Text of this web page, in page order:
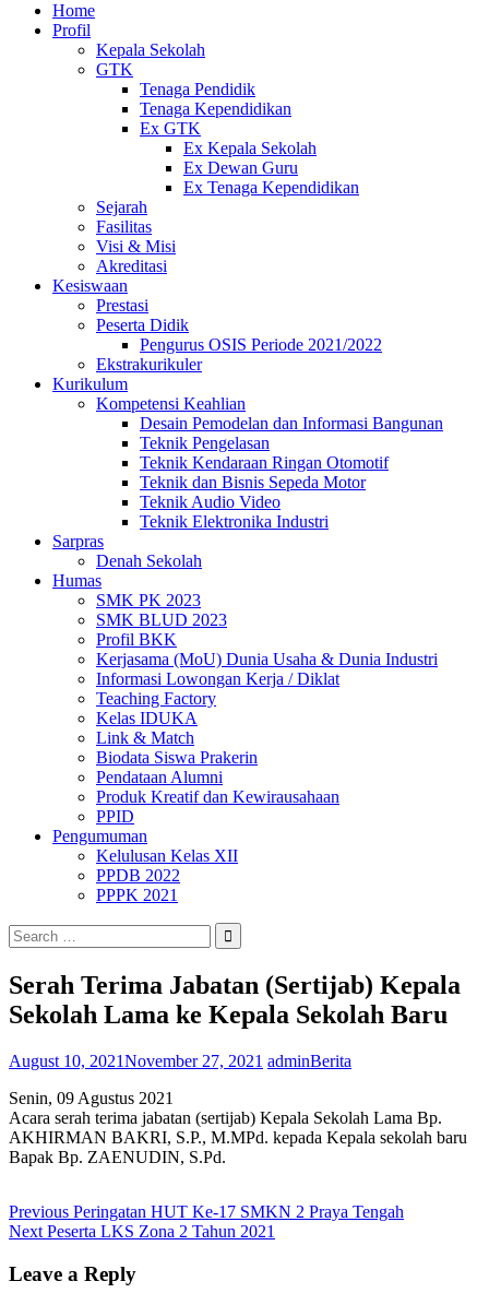
Home
Profil
Kepala Sekolah
GTK
Tenaga Pendidik
Tenaga Kependidikan
Ex GTK
Ex Kepala Sekolah
Ex Dewan Guru
Ex Tenaga Kependidikan
Sejarah
Fasilitas
Visi & Misi
Akreditasi
Kesiswaan
Prestasi
Peserta Didik
Pengurus OSIS Periode 2021/2022
Ekstrakurikuler
Kurikulum
Kompetensi Keahlian
Desain Pemodelan dan Informasi Bangunan
Teknik Pengelasan
Teknik Kendaraan Ringan Otomotif
Teknik dan Bisnis Sepeda Motor
Teknik Audio Video
Teknik Elektronika Industri
Sarpras
Denah Sekolah
Humas
SMK PK 2023
SMK BLUD 2023
Profil BKK
Kerjasama (MoU) Dunia Usaha & Dunia Industri
Informasi Lowongan Kerja / Diklat
Teaching Factory
Kelas IDUKA
Link & Match
Biodata Siswa Prakerin
Pendataan Alumni
Produk Kreatif dan Kewirausahaan
PPID
Pengumuman
Kelulusan Kelas XII
PPDB 2022
PPPK 2021
Search
for:
Serah Terima Jabatan (Sertijab) Kepala
Sekolah Lama ke Kepala Sekolah Baru
August 10, 2021November 27, 2021 adminBerita
Senin, 09 Agustus 2021
Acara serah terima jabatan (sertijab) Kepala Sekolah Lama Bp.
AKHIRMAN BAKRI, S.P., M.MPd. kepada Kepala sekolah baru
Bapak Bp. ZAENUDIN, S.Pd.
Post
navigation
Previous Previous
post:
Peringatan HUT Ke-17 SMKN 2 Praya Tengah
Next Next
Peserta LKS Zona 2 Tahun 2021
Leave a Reply